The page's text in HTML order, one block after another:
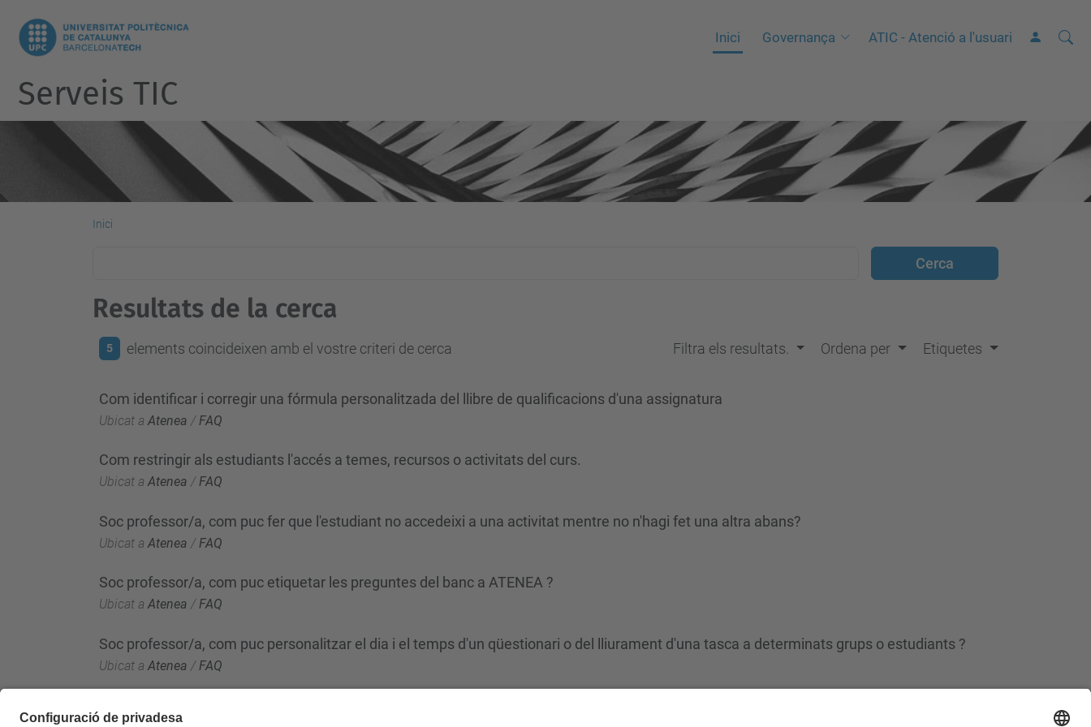
Inici Governança ATIC - Atenció a l'usuari Cerca
C
a
Serveis TIC
Inici
Resultats de la cerca
5 elements coincideixen amb el vostre criteri de cerca Filtra els resultats. Ordena per Etiquetes
Com identificar i corregir una fórmula personalitzada del llibre de qualificacions d'una assignatura
Ubicat a Atenea / FAQ
Com restringir als estudiants l'accés a temes, recursos o activitats del curs.
Ubicat a Atenea /FAQ
Soc professor/a, com puc fer que l'estudiant no accedeixi a una activitat mentre no n'hagi fet una altra abans?
Ubicat a Atenea / FAQ
Soc professor/a, com puc etiquetar les preguntes del banc a ATENEA ?
Ubicat a Atenea /FAQ
Soc professor/a, com puc personalitzar el dia i el temps d'un qüestionari o del lliurament d'una tasca a determinats grups o estudiants ?
Ubicat a Atenea / FAQ